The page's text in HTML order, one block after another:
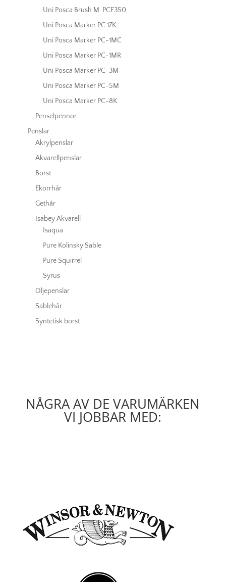
Uni Posca Brush M. PCF350
Uni Posca Marker PC 17K
Uni Posca Marker PC-1MC
Uni Posca Marker PC-1MR
Uni Posca Marker PC-3M
Uni Posca Marker PC-5M
Uni Posca Marker PC-8K
Penselpennor
Penslar
Akrylpenslar
Akvarellpenslar
Borst
Ekorrhår
Gethår
Isabey Akvarell
Isaqua
Pure Kolinsky Sable
Pure Squirrel
Syrus
Oljepenslar
Sablehår
Syntetisk borst
NÅGRA AV DE VARUMÄRKEN
VI JOBBAR MED: